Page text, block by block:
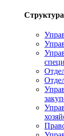
Структура